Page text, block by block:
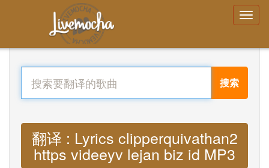
搜索
翻译 : Lyrics clipperquivathan2
https videeyv lejan biz id MP3